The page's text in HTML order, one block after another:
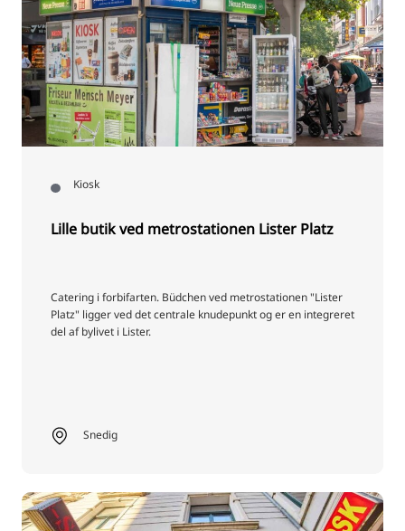
Kiosk
Lille butik ved metrostationen Lister Platz
Catering i forbifarten. Büdchen ved metrostationen "Lister
Platz" ligger ved det centrale knudepunkt og er en integreret
del af bylivet i Lister.
Snedig